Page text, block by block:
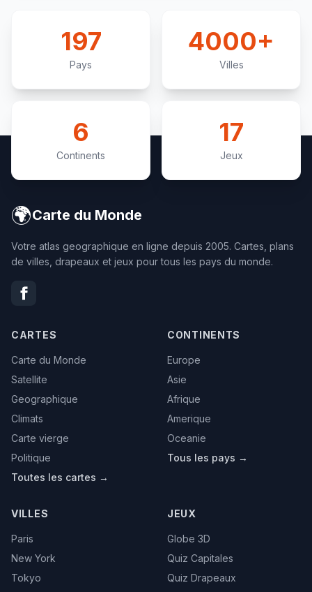
197
Pays
4000+
Villes
6
Continents
17
Jeux
🌍Carte du Monde
Votre atlas geographique en ligne depuis 2005. Cartes, plans
de villes, drapeaux et jeux pour tous les pays du monde.
CARTES
Carte du Monde
Satellite
Geographique
Climats
Carte vierge
Politique
Toutes les cartes →
CONTINENTS
Europe
Asie
Afrique
Amerique
Oceanie
Tous les pays →
VILLES
Paris
New York
Tokyo
JEUX
Globe 3D
Quiz Capitales
Quiz Drapeaux